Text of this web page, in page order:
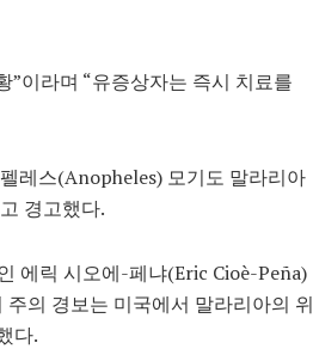
”이라며 “유증상자는 즉시 치료를
레스(Anopheles) 모기도 말라리아
경고했다.
에릭 시오에-페냐(Eric Cioè-Peña)
의 경보는 미국에서 말라리아의 위
다.